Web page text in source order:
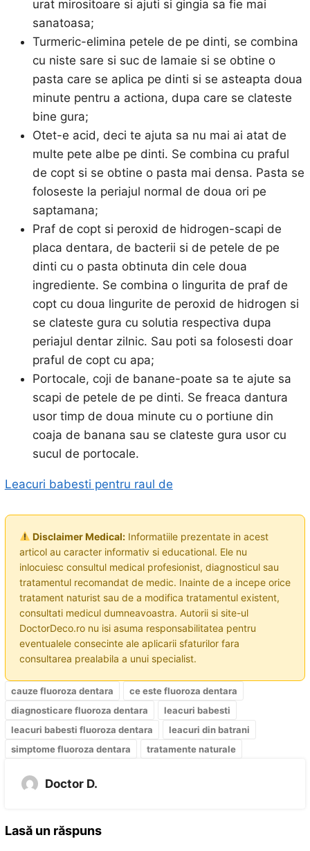
urat mirositoare si ajuti si gingia sa fie mai
sanatoasa;
Turmeric-elimina petele de pe dinti, se combina
cu niste sare si suc de lamaie si se obtine o
pasta care se aplica pe dinti si se asteapta doua
minute pentru a actiona, dupa care se clateste
bine gura;
Otet-e acid, deci te ajuta sa nu mai ai atat de
multe pete albe pe dinti. Se combina cu praful
de copt si se obtine o pasta mai densa. Pasta se
foloseste la periajul normal de doua ori pe
saptamana;
Praf de copt si peroxid de hidrogen-scapi de
placa dentara, de bacterii si de petele de pe
dinti cu o pasta obtinuta din cele doua
ingrediente. Se combina o lingurita de praf de
copt cu doua lingurite de peroxid de hidrogen si
se clateste gura cu solutia respectiva dupa
periajul dentar zilnic. Sau poti sa folosesti doar
praful de copt cu apa;
Portocale, coji de banane-poate sa te ajute sa
scapi de petele de pe dinti. Se freaca dantura
usor timp de doua minute cu o portiune din
coaja de banana sau se clateste gura usor cu
sucul de portocale.
Leacuri babesti pentru raul de
Disclaimer Medical:Informatiile prezentate in acest
articol au caracter informativ si educational. Ele nu
inlocuiesc consultul medical profesionist, diagnosticul sau
tratamentul recomandat de medic. Inainte de a incepe orice
tratament naturist sau de a modifica tratamentul existent,
consultati medicul dumneavoastra. Autorii si site-ul
DoctorDeco.ro nu isi asuma responsabilitatea pentru
eventualele consecinte ale aplicarii sfaturilor fara
consultarea prealabila a unui specialist.
cauze fluoroza dentara
ce este fluoroza dentara
diagnosticare fluoroza dentara
leacuri babesti
leacuri babesti fluoroza dentara
leacuri din batrani
simptome fluoroza dentara
tratamente naturale
Doctor D.
Lasă un răspuns